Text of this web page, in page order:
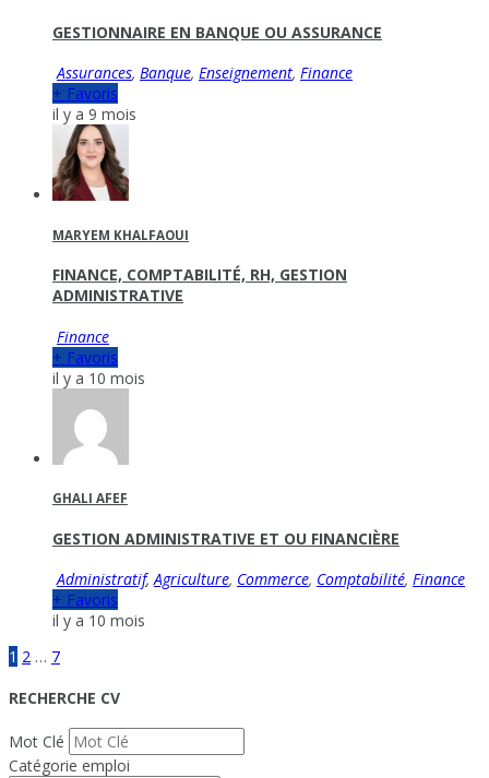
GESTIONNAIRE EN BANQUE OU ASSURANCE
Assurances, Banque, Enseignement, Finance
+ Favoris
il y a 9 mois
MARYEM KHALFAOUI
FINANCE, COMPTABILITÉ, RH, GESTION
ADMINISTRATIVE
Finance
+ Favoris
il y a 10 mois
GHALI AFEF
GESTION ADMINISTRATIVE ET OU FINANCIÈRE
Administratif,Agriculture, Commerce, Comptabilité, Finance
+ Favoris
il y a 10 mois
1 2 … 7
RECHERCHE CV
Mot Clé
Catégorie emploi